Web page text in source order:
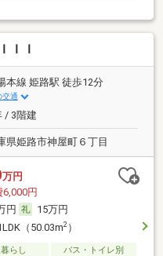
ＩＩ
本線 姫路駅 徒歩12分
交通
/ 3階建
県姫路市神屋町６丁目
万円
円
円
15万円
（50.03m2）
らし バス・トイレ別